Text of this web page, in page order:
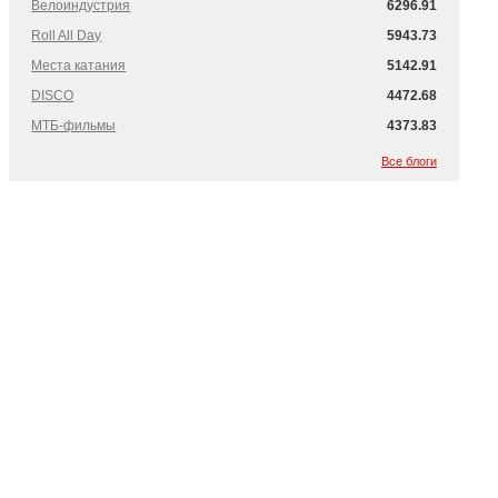
Велоиндустрия
6296.91
Roll All Day
5943.73
Места катания
5142.91
DISCO
4472.68
МТБ-фильмы
4373.83
Все блоги